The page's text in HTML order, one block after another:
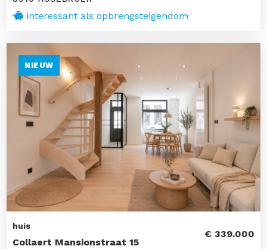
interessant als opbrengsteigendom
NIEUW
huis
Collaert Mansionstraat 15
€ 339.000